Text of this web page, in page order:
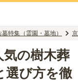
特集（霊園・墓地）
気の樹木葬
選び方を徹